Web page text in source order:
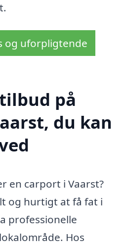
og uforpligtende
på
du kan
en carport i Vaarst?
og hurtigt at få fat i
professionelle
Hos